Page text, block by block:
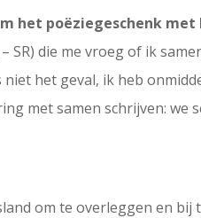
poëziegeschenk met
die me vroeg of ik
het geval, ik heb
met samen schrijven: we
om te overleggen en